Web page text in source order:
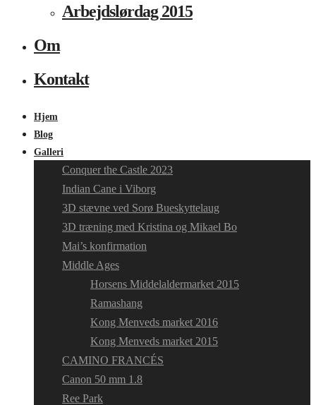
Arbejdslørdag 2015
Om
Kontakt
Hjem
Blog
Galleri
Conquer the Castle 2023
Indian Cane i Viborg
3D stævne ved Sorø Bueskyttelaug
3D træning med Kristina og Mikael Bo
Mai’s konfirmation
Middle Ages
Horsens Middelaldermarket 2015
Ramashang
Kong Menveds market 2016
Kong Menveds market 2015
CAMINO FRANCÉS
Canon 50 mm 1.8
Ree Park